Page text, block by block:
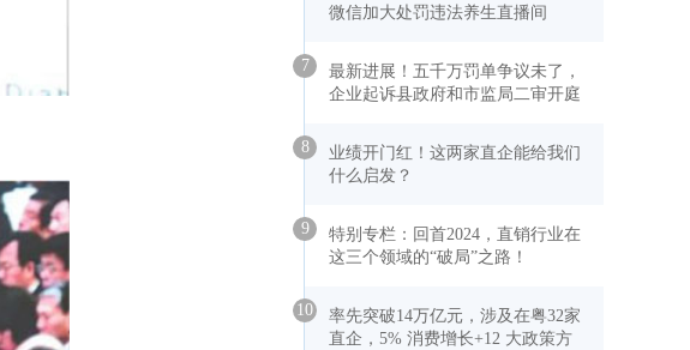
微信加大处罚违法养生直播间
7
最新进展！五千万罚单争议未了，
企业起诉县政府和市监局二审开庭
8
业绩开门红！这两家直企能给我们
什么启发？
9
特别专栏：回首2024，直销行业在
这三个领域的“破局”之路！
10
率先突破14万亿元，涉及在粤32家
直企，5% 消费增长+12 大政策方